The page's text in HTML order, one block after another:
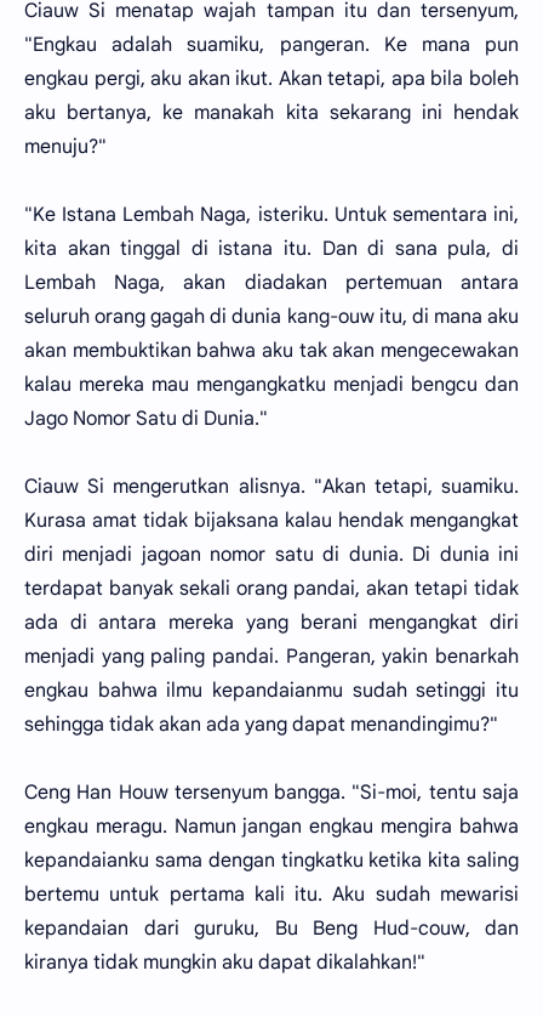
Ciauw Si menatap wajah tampan itu dan tersenyum,
"Engkau adalah suamiku, pangeran. Ke mana pun
engkau pergi, aku akan ikut. Akan tetapi, apa bila boleh
aku bertanya, ke manakah kita sekarang ini hendak
menuju?"
"Ke Istana Lembah Naga, isteriku. Untuk sementara ini,
kita akan tinggal di istana itu. Dan di sana pula, di
Lembah Naga, akan diadakan pertemuan antara
seluruh orang gagah di dunia kang-ouw itu, di mana aku
akan membuktikan bahwa aku tak akan mengecewakan
kalau mereka mau mengangkatku menjadi bengcu dan
Jago Nomor Satu di Dunia."
Ciauw Si mengerutkan alisnya. "Akan tetapi, suamiku.
Kurasa amat tidak bijaksana kalau hendak mengangkat
diri menjadi jagoan nomor satu di dunia. Di dunia ini
terdapat banyak sekali orang pandai, akan tetapi tidak
ada di antara mereka yang berani mengangkat diri
menjadi yang paling pandai. Pangeran, yakin benarkah
engkau bahwa ilmu kepandaianmu sudah setinggi itu
sehingga tidak akan ada yang dapat menandingimu?"
Ceng Han Houw tersenyum bangga. "Si-moi, tentu saja
engkau meragu. Namun jangan engkau mengira bahwa
kepandaianku sama dengan tingkatku ketika kita saling
bertemu untuk pertama kali itu. Aku sudah mewarisi
kepandaian dari guruku, Bu Beng Hud-couw, dan
kiranya tidak mungkin aku dapat dikalahkan!"